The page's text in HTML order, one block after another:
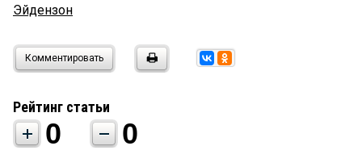
Эйдензон
Комментировать
Рейтинг статьи
0 0